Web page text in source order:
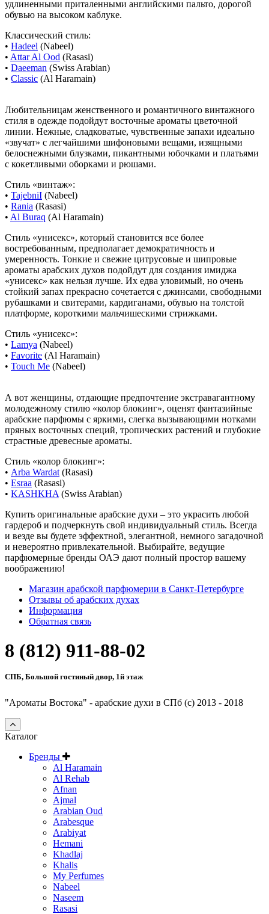
удлиненными приталенными английскими пальто, дорогой
обувью на высоком каблуке.
Классический стиль:
• Hadeel (Nabeel)
• Attar Al Ood (Rasasi)
• Daeeman (Swiss Arabian)
• Classic (Al Haramain)
Любительницам женственного и романтичного винтажного
стиля в одежде подойдут восточные ароматы цветочной
линии. Нежные, сладковатые, чувственные запахи идеально
«звучат» с легчайшими шифоновыми вещами, изящными
белоснежными блузками, пикантными юбочками и платьями
с кокетливыми оборками и рюшами.
Стиль «винтаж»:
• TajebniI (Nabeel)
• Rania (Rasasi)
• Al Buraq (Al Haramain)
Стиль «унисекс», который становится все более
востребованным, предполагает демократичность и
умеренность. Тонкие и свежие цитрусовые и шипровые
ароматы арабских духов подойдут для создания имиджа
«унисекс» как нельзя лучше. Их едва уловимый, но очень
стойкий запах прекрасно сочетается с джинсами, свободными
рубашками и свитерами, кардиганами, обувью на толстой
платформе, короткими мальчишескими стрижками.
Стиль «унисекс»:
• Lamya (Nabeel)
• Favorite (Al Haramain)
• Touch Me (Nabeel)
А вот женщины, отдающие предпочтение экстравагантному
молодежному стилю «колор блокинг», оценят фантазийные
арабские парфюмы с яркими, слегка вызывающими нотками
пряных восточных специй, тропических растений и глубокие
страстные древесные ароматы.
Стиль «колор блокинг»:
• Arba Wardat (Rasasi)
• Esraa (Rasasi)
• KASHKHA (Swiss Arabian)
Купить оригинальные арабские духи – это украсить любой
гардероб и подчеркнуть свой индивидуальный стиль. Всегда
и везде вы будете эффектной, элегантной, немного загадочной
и невероятно привлекательной. Выбирайте, ведущие
парфюмерные бренды ОАЭ дают полный простор вашему
воображению!
Магазин арабской парфюмерии в Санкт-Петербурге
Отзывы об арабских духах
Информация
Обратная связь
8 (812) 911-88-02
СПБ, Большой гостиный двор, 1й этаж
"Ароматы Востока" - арабские духи в СПб (c) 2013 - 2018
Каталог
Бренды
Al Haramain
Al Rehab
Afnan
Ajmal
Arabian Oud
Arabesque
Arabiyat
Hemani
Khadlaj
Khalis
My Perfumes
Nabeel
Naseem
Rasasi